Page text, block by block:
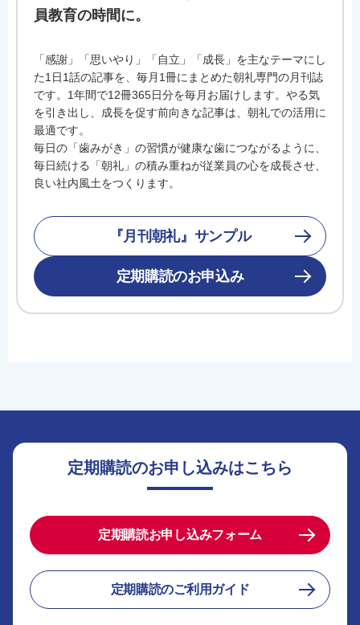
員教育の時間に。
「感謝」「思いやり」「自立」「成長」を主なテーマにし
た1日1話の記事を、毎月1冊にまとめた朝礼専門の月刊誌
です。1年間で12冊365日分を毎月お届けします。やる気
を引き出し、成長を促す前向きな記事は、朝礼での活用に
最適です。
毎日の「歯みがき」の習慣が健康な歯につながるように、
毎日続ける「朝礼」の積み重ねが従業員の心を成長させ、
良い社内風土をつくります。
『月刊朝礼』サンプル
定期購読のお申込み
定期購読のお申し込みはこちら
定期購読お申し込みフォーム
定期購読のご利用ガイド